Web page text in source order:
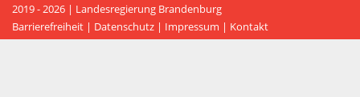
2019 - 2026 | Landesregierung Brandenburg
Barrierefreiheit | Datenschutz | Impressum | Kontakt